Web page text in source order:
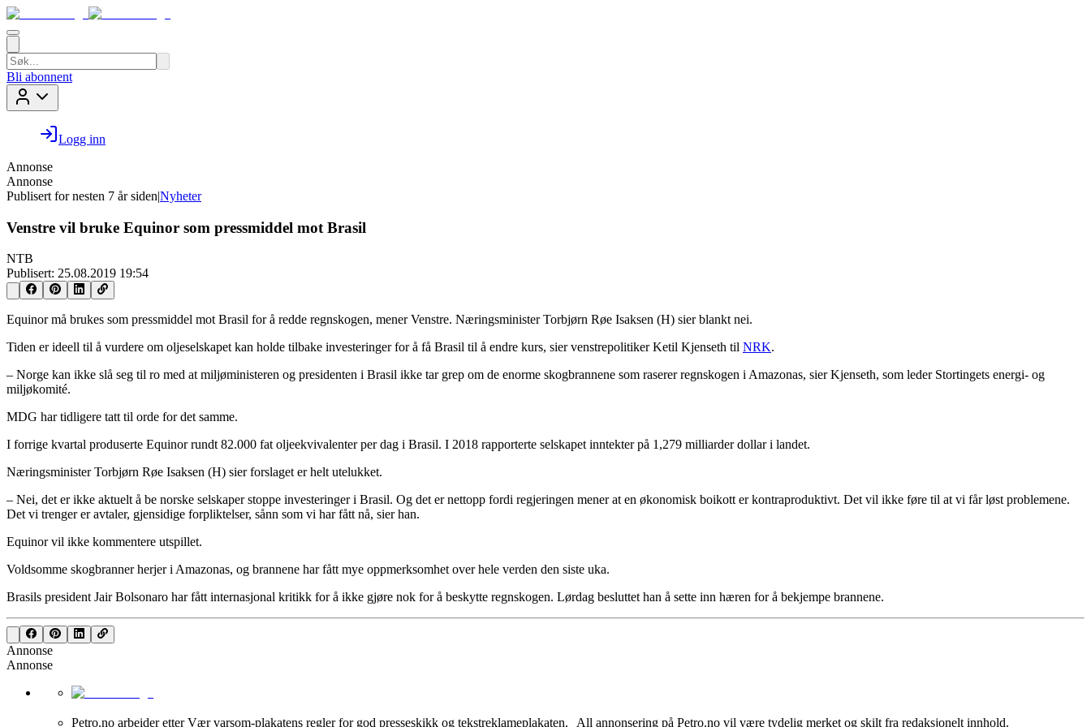
Bli abonnent
Logg inn
Annonse
Annonse
Publisert for nesten 7 år siden|Nyheter
Venstre vil bruke Equinor som pressmiddel mot Brasil
NTB
Publisert: 25.08.2019 19:54
Equinor må brukes som pressmiddel mot Brasil for å redde regnskogen, mener Venstre. Næringsminister Torbjørn Røe Isaksen (H) sier blankt nei.
Tiden er ideell til å vurdere om oljeselskapet kan holde tilbake investeringer for å få Brasil til å endre kurs, sier venstrepolitiker Ketil Kjenseth til NRK.
– Norge kan ikke slå seg til ro med at miljøministeren og presidenten i Brasil ikke tar grep om de enorme skogbrannene som raserer regnskogen i Amazonas, sier Kjenseth, som leder Stortingets energi- og
miljøkomité.
MDG har tidligere tatt til orde for det samme.
I forrige kvartal produserte Equinor rundt 82.000 fat oljeekvivalenter per dag i Brasil. I 2018 rapporterte selskapet inntekter på 1,279 milliarder dollar i landet.
Næringsminister Torbjørn Røe Isaksen (H) sier forslaget er helt utelukket.
– Nei, det er ikke aktuelt å be norske selskaper stoppe investeringer i Brasil. Og det er nettopp fordi regjeringen mener at en økonomisk boikott er kontraproduktivt. Det vil ikke føre til at vi får løst problemene.
Det vi trenger er avtaler, gjensidige forpliktelser, sånn som vi har fått nå, sier han.
Equinor vil ikke kommentere utspillet.
Voldsomme skogbranner herjer i Amazonas, og brannene har fått mye oppmerksomhet over hele verden den siste uka.
Brasils president Jair Bolsonaro har fått internasjonal kritikk for å ikke gjøre nok for å beskytte regnskogen. Lørdag besluttet han å sette inn hæren for å bekjempe brannene.
Annonse
Annonse
Petro.no arbeider etter Vær varsom-plakatens regler for god presseskikk og tekstreklameplakaten. All annonsering på Petro.no vil være tydelig merket og skilt fra redaksjonelt innhold.